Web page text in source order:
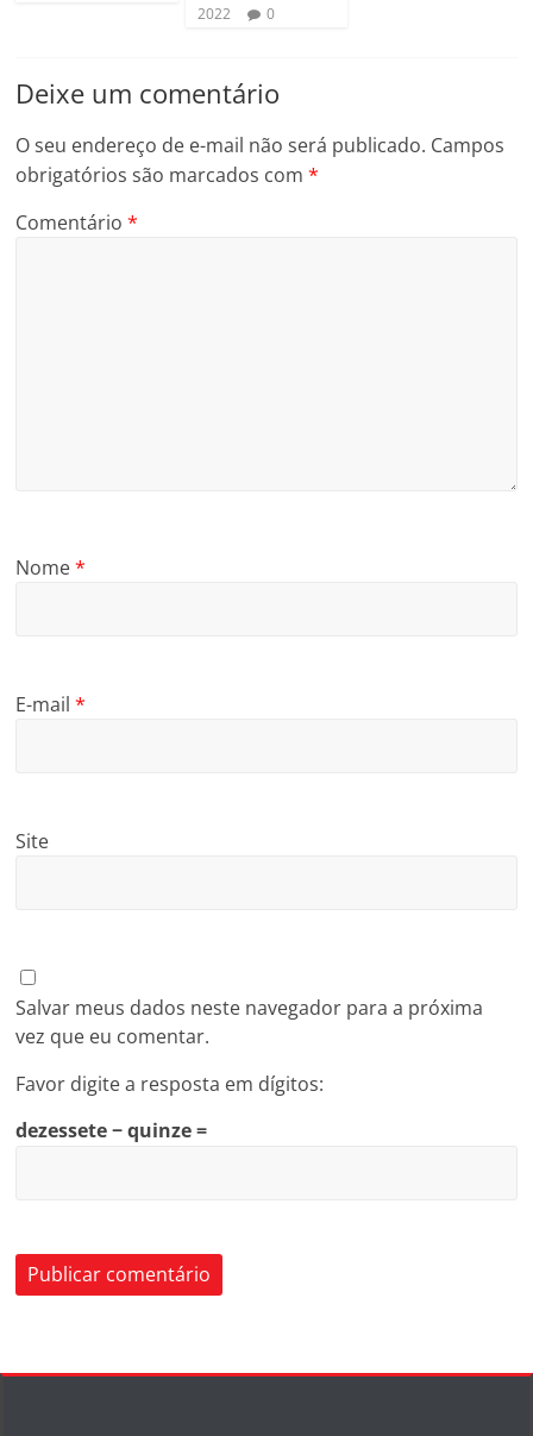
2022
0
Deixe um comentário
O seu endereço de e-mail não será publicado. Campos
obrigatórios são marcados com*
Comentário*
Nome*
E-mail*
Site
Salvar meus dados neste navegador para a próxima
vez que eu comentar.
Favor digite a resposta em dígitos:
dezessete − quinze =